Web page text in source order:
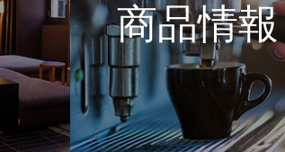
商品情報